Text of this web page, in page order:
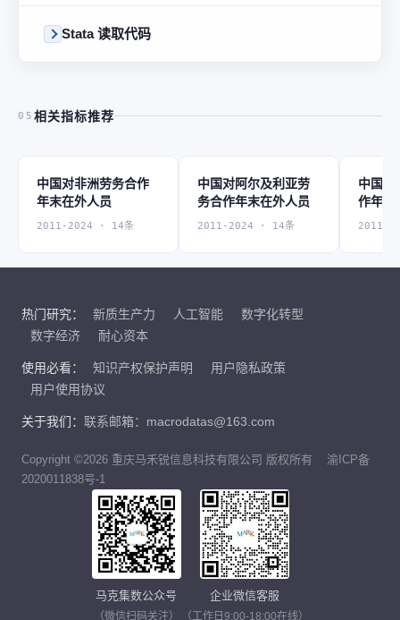
Stata 读取代码
05 相关指标推荐
中国对非洲劳务合作
年末在外人员
2011-2024 · 14条
中国对阿尔及利亚劳
务合作年末在外人员
2011-2024 · 14条
中国对
作年末
2011-
热门研究： 新质生产力 人工智能
数字化转型
数字经济
耐心资本
使用必看： 知识产权保护声明
用户隐私政策
用户使用协议
关于我们： 联系邮箱：macrodatas@163.com
Copyright ©2026 重庆马禾锐信息科技有限公司 版权所有
渝ICP备
2020011838号-1
马克集数公众号
（微信扫码关注）
企业微信客服
（工作日9:00-18:00在线）